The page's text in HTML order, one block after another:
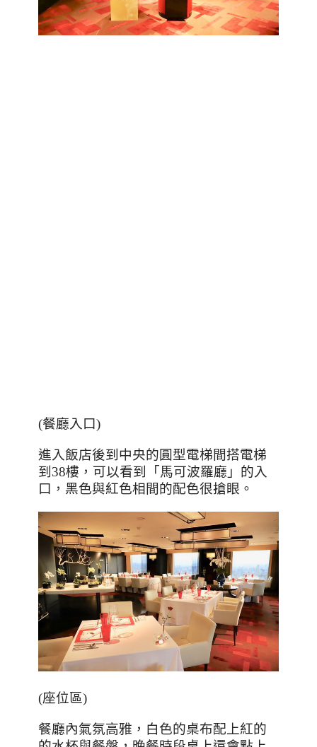
(餐廳入口)
進入飯店後到中央的圓型電梯間搭電梯
到 38樓，可以看到「馬可波羅廳」的入
口，黑色與紅色相間的配色很搶眼。
(座位區)
餐廳內氣氛高雅，白色的桌布配上紅的